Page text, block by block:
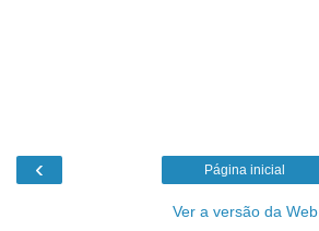
‹ Página inicial
Ver a versão da Web